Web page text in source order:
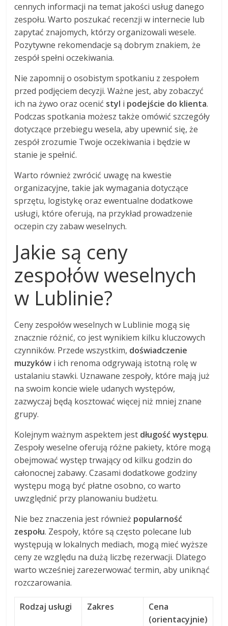
cennych informacji na temat jakości usług danego
zespołu. Warto poszukać recenzji w internecie lub
zapytać znajomych, którzy organizowali wesele.
Pozytywne rekomendacje są dobrym znakiem, że
zespół spełni oczekiwania.
Nie zapomnij o osobistym spotkaniu z zespołem
przed podjęciem decyzji. Ważne jest, aby zobaczyć
ich na żywo oraz ocenić styl i podejście do klienta.
Podczas spotkania możesz także omówić szczegóły
dotyczące przebiegu wesela, aby upewnić się, że
zespół zrozumie Twoje oczekiwania i będzie w
stanie je spełnić.
Warto również zwrócić uwagę na kwestie
organizacyjne, takie jak wymagania dotyczące
sprzętu, logistykę oraz ewentualne dodatkowe
usługi, które oferują, na przykład prowadzenie
oczepin czy zabaw weselnych.
Jakie są ceny
zespołów weselnych
w Lublinie?
Ceny zespołów weselnych w Lublinie mogą się
znacznie różnić, co jest wynikiem kilku kluczowych
czynników. Przede wszystkim, doświadczenie
muzyków i ich renoma odgrywają istotną rolę w
ustalaniu stawki. Uznawane zespoły, które mają już
na swoim koncie wiele udanych występów,
zazwyczaj będą kosztować więcej niż mniej znane
grupy.
Kolejnym ważnym aspektem jest długość występu.
Zespoły weselne oferują różne pakiety, które mogą
obejmować występ trwający od kilku godzin do
całonocnej zabawy. Czasami dodatkowe godziny
występu mogą być płatne osobno, co warto
uwzględnić przy planowaniu budżetu.
Nie bez znaczenia jest również popularność
zespołu. Zespoły, które są często polecane lub
występują w lokalnych mediach, mogą mieć wyższe
ceny ze względu na dużą liczbę rezerwacji. Dlatego
warto wcześniej zarezerwować termin, aby uniknąć
rozczarowania.
Rodzaj usługi Zakres
Cena
(orientacyjnie)